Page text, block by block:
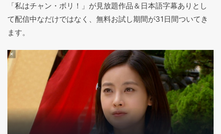
「私はチャン・ボリ！」が見放題作品＆日本語字幕ありとし
て配信中なだけではなく、無料お試し期間が31日間ついてき
ます。